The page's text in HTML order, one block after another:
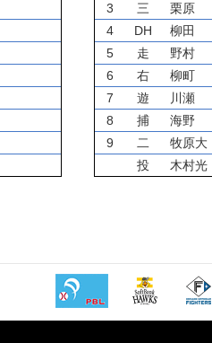
3
三
栗原
4
DH
柳田
5
走
野村
6
右
柳町
7
遊
川瀬
8
捕
海野
9
二
牧原大
投
木村光